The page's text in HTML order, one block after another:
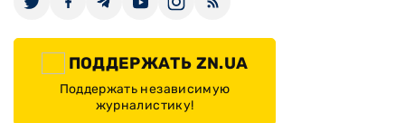
ПОДДЕРЖАТЬ ZN.UA
Поддержать независимую
журналистику!